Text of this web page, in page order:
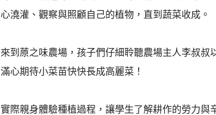
心澆灌、觀察與照顧自己的植物，直到蔬菜收成。
來到蒝之味農場，孩子們仔細聆聽農場主人李叔叔
滿心期待小菜苗快快長成高麗菜！
實際親身體驗種植過程，讓學生了解耕作的勞力與